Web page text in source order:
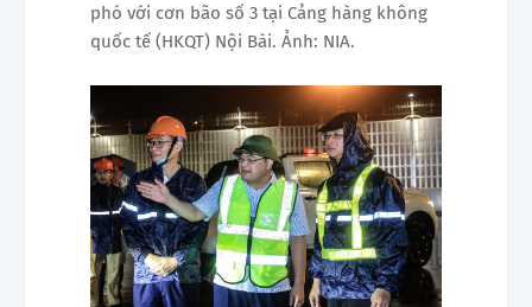
phó với cơn bão số 3 tại Cảng hàng không
quốc tế (HKQT) Nội Bài. Ảnh: NIA.